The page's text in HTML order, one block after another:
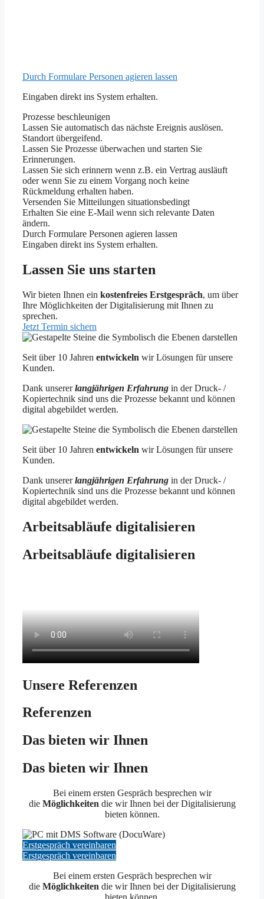
Durch Formulare Personen agieren lassen
Eingaben direkt ins System erhalten.
Prozesse beschleunigen
Lassen Sie automatisch das nächste Ereignis auslösen.
Standort übergeifend.
Lassen Sie Prozesse überwachen und starten Sie
Erinnerungen.
Lassen Sie sich erinnern wenn z.B. ein Vertrag ausläuft
oder wenn Sie zu einem Vorgang noch keine
Rückmeldung erhalten haben.
Versenden Sie Mitteilungen situationsbedingt
Erhalten Sie eine E-Mail wenn sich relevante Daten
ändern.
Durch Formulare Personen agieren lassen
Eingaben direkt ins System erhalten.
Lassen Sie uns starten
Wir bieten Ihnen ein kostenfreies Erstgespräch, um über
Ihre Möglichkeiten der Digitalisierung mit Ihnen zu
sprechen.
Jetzt Termin sichern
Seit über 10 Jahren entwickeln wir Lösungen für unsere
Kunden.
Dank unsererlangjährigen Erfahrung in der Druck- /
Kopiertechnik sind uns die Prozesse bekannt und können
digital abgebildet werden.
Seit über 10 Jahren entwickeln wir Lösungen für unsere
Kunden.
Dank unsererlangjährigen Erfahrung in der Druck- /
Kopiertechnik sind uns die Prozesse bekannt und können
digital abgebildet werden.
Arbeitsabläufe digitalisieren
Arbeitsabläufe digitalisieren
Unsere Referenzen
Referenzen
Das bieten wir Ihnen
Das bieten wir Ihnen
Bei einem ersten Gespräch besprechen wir
die Möglichkeiten die wir Ihnen bei der Digitalisierung
bieten können.
Erstgespräch vereinbaren
Erstgespräch vereinbaren
Bei einem ersten Gespräch besprechen wir
die Möglichkeiten die wir Ihnen bei der Digitalisierung